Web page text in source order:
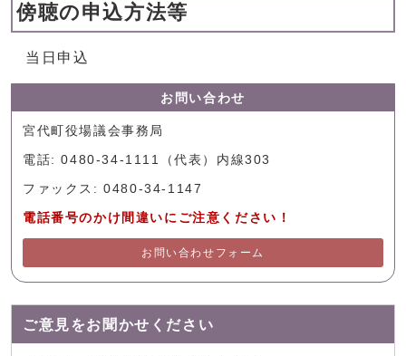
傍聴の申込方法等
当日申込
お問い合わせ
宮代町役場議会事務局
電話: 0480-34-1111（代表）内線303
ファックス: 0480-34-1147
電話番号のかけ間違いにご注意ください！
お問い合わせフォーム
ご意見をお聞かせください